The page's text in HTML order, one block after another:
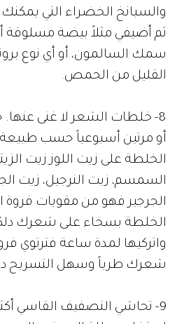
والسبانخ الخضراء التي
ثم أضيفي مثلاً بيضة مسلوقة
سمك السالمون، أو أي نوع
القليل من الحمص.
8- خلطات الشعر لا غنى
أو مرتين أسبوعياً حسب
الخلطة على زيت اللوز زيت
السمسم، زيت النرجيل، زيت
الجرجير فهو من مقويات
الخلطة بسخاء على شعرك
واتركيها لمدة ساعة فترتوي
شعرك طرياً وسهل التسريح
9- تحاشي التصفيف القاسي